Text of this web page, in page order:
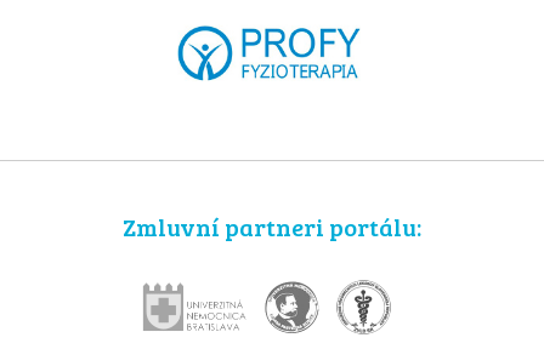
Zmluvní partneri portálu: